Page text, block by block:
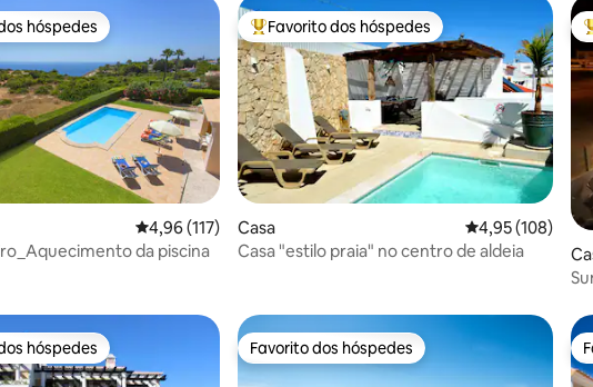
em 5 estrelas, 127avaliações
hóspedes mais apreciados
hóspedes
Classificação média de 4,96 em 5 estrelas, 117avaliações
4,96 (117)
da piscina
Favoritos dos hóspedes mais apreciados
Favorito dos hóspedes
Casa Classificação
4,95 (108)
Casa "estilo praia" no centro de aldeia
hóspedes mais apreciados
hóspedes Favorito dos hóspedes
Favorito dos hóspedes